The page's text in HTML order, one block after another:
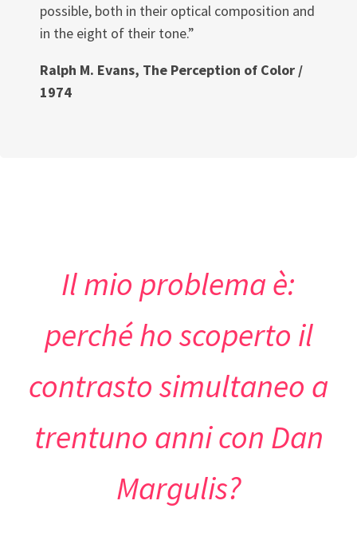
possible, both in their optical composition and
in the eight of their tone.”
Ralph M. Evans, The Perception of Color /
1974
Il mio problema è:
perché ho scoperto il
contrasto simultaneo a
trentuno anni con Dan
Margulis?